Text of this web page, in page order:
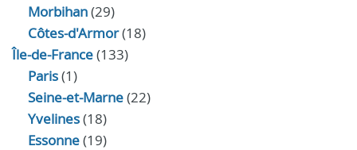
Morbihan(29)
Côtes-d'Armor(18)
Île-de-France(133)
Paris(1)
Seine-et-Marne(22)
Yvelines(18)
Essonne(19)